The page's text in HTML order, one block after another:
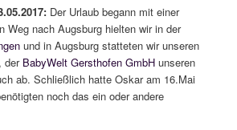
Der Urlaub begann mit einer
Weg nach Augsburg hielten wir in der
und in Augsburg statteten wir unseren
der BabyWelt Gersthofen GmbH unseren
ab. Schließlich hatte Oskar am 16.Mai
noch das ein oder andere